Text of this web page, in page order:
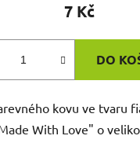
7 Kč
DO
kovu ve tvaru
With Love" o